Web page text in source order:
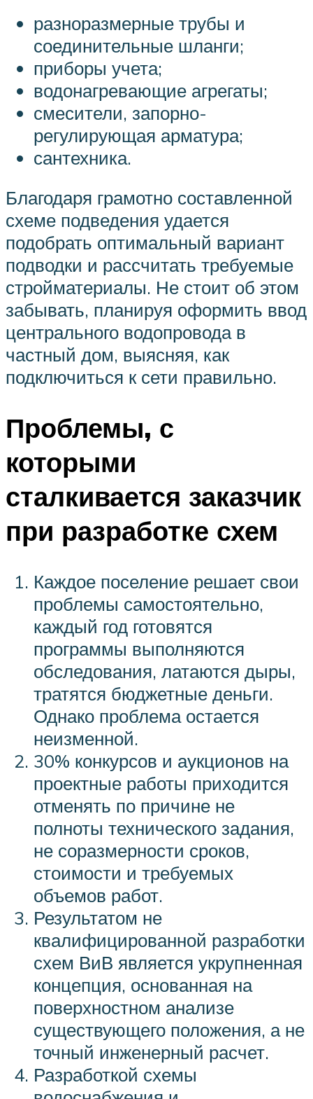
разноразмерные трубы и
соединительные шланги;
приборы учета;
водонагревающие агрегаты;
смесители, запорно-
регулирующая арматура;
сантехника.
Благодаря грамотно составленной
схеме подведения удается
подобрать оптимальный вариант
подводки и рассчитать требуемые
стройматериалы. Не стоит об этом
забывать, планируя оформить ввод
центрального водопровода в
частный дом, выясняя, как
подключиться к сети правильно.
Проблемы, с
которыми
сталкивается заказчик
при разработке схем
Каждое поселение решает свои
проблемы самостоятельно,
каждый год готовятся
программы выполняются
обследования, латаются дыры,
тратятся бюджетные деньги.
Однако проблема остается
неизменной.
30% конкурсов и аукционов на
проектные работы приходится
отменять по причине не
полноты технического задания,
не соразмерности сроков,
стоимости и требуемых
объемов работ.
Результатом не
квалифицированной разработки
схем ВиВ является укрупненная
концепция, основанная на
поверхностном анализе
существующего положения, а не
точный инженерный расчет.
Разработкой схемы